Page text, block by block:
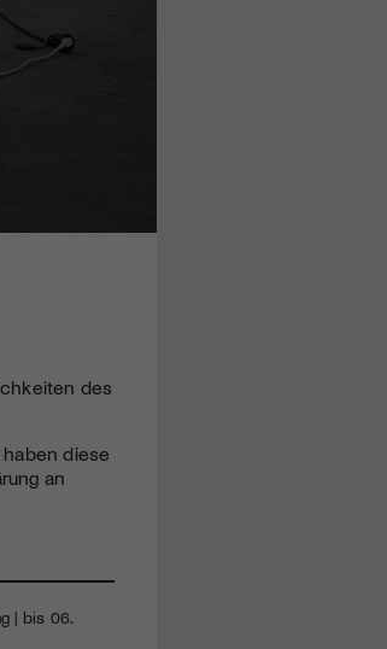
des
diese
an
| bis 06.